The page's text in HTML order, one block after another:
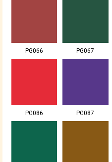
PG066 PG067
PG086 PG087